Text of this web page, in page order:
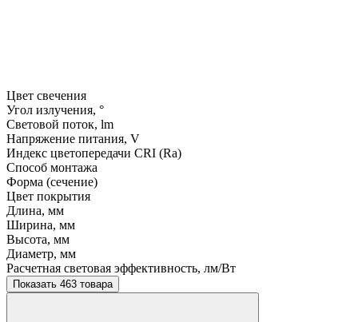
Цвет свечения
Угол излучения, °
Световой поток, lm
Напряжение питания, V
Индекс цветопередачи CRI (Ra)
Способ монтажа
Форма (сечение)
Цвет покрытия
Длина, мм
Ширина, мм
Высота, мм
Диаметр, мм
Расчетная световая эффективность, лм/Вт
Показать 463 товара